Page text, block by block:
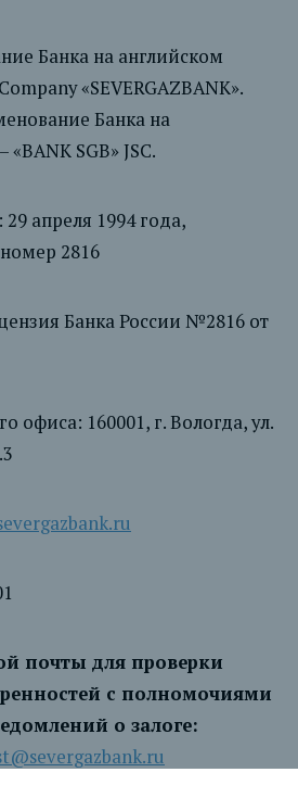
Банка на английском
«SEVERGAZBANK».
Банка на
SGB» JSC.
апреля 1994 года,
2816
Банка России №2816 от
офиса: 160001, г. Вологда, ул.
почты для проверки
с полномочиями
о залоге: